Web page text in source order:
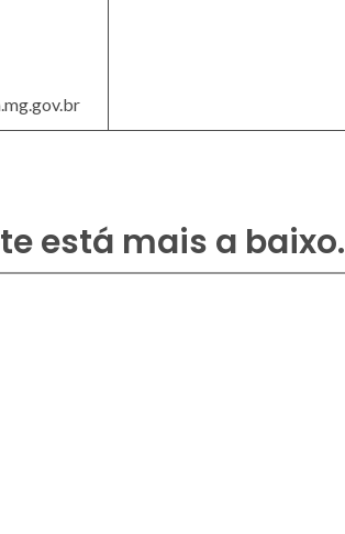
está mais a baixo.